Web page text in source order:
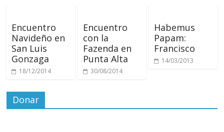
Encuentro
Navideño en
San Luis
Gonzaga
18/12/2014
Encuentro
con la
Fazenda en
Punta Alta
30/08/2014
Habemus
Papam:
Francisco
14/03/2013
Donar